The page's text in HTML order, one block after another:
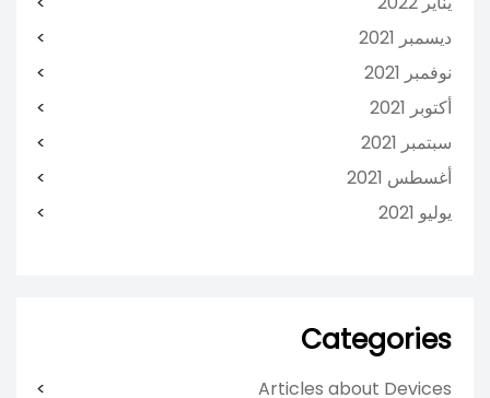
ديسمبر 2021
نوفمبر 2021
أكتوبر 2021
سبتمبر 2021
أغسطس 2021
يوليو 2021
Categories
Articles about Devices